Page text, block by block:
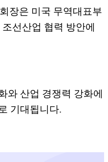
장은 미국 무역대표부
선산업 협력 방안에
와 산업 경쟁력 강화에
기대됩니다.